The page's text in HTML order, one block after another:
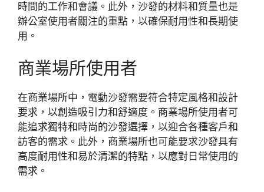
時間的工作和會議。此外，沙發的材料和質量也是
辦公室使用者關注的重點，以確保耐用性和長期使
用。
商業場所使用者
在商業場所中，電動沙發需要符合特定風格和設計
要求，以創造吸引力和舒適度。商業場所使用者可
能追求獨特和時尚的沙發選擇，以迎合各種客戶和
訪客的需求。此外，商業場所也可能要求沙發具有
高度耐用性和易於清潔的特點，以應對日常使用的
需求。